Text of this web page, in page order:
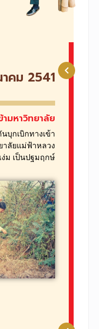
คม 2541
ามหาวิทยาลัย
บุกเบิกทางเข้า
าลัยแม่ฟ้าหลวง
ม เป็นปฐมฤกษ์